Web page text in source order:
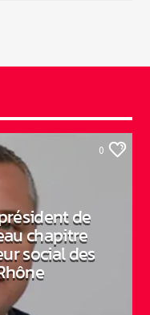
0
de
chapitre
social des